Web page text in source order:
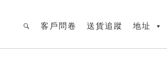
地址
送貨追蹤
客戶問卷